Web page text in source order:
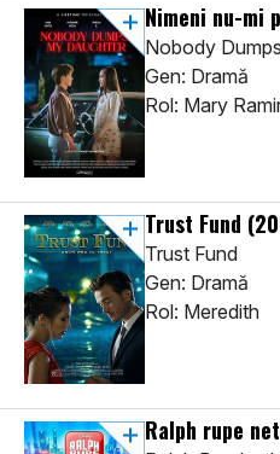
Nimeni nu-mi
Nobody
Gen: Dramă
Rol: Mary
Trust Fund
Trust Fund
Gen: Dramă
Rol: Meredith
Ralph rupe